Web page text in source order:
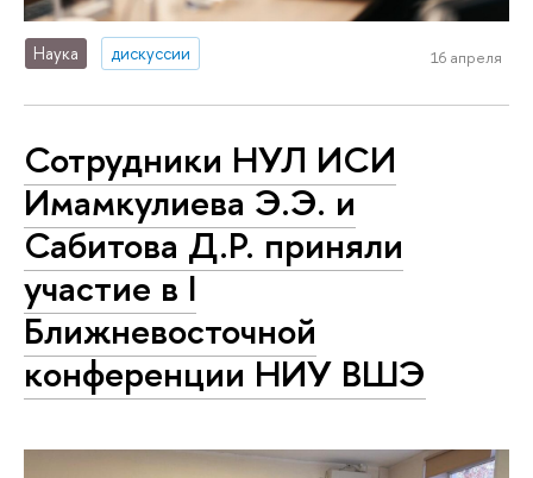
Наука дискуссии 16 апреля
Сотрудники НУЛ ИСИ
Имамкулиева Э.Э. и
Сабитова Д.Р. приняли
участие в I
Ближневосточной
конференции НИУ ВШЭ